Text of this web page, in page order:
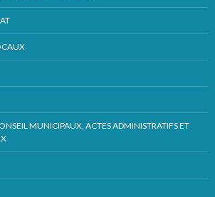
MUNICIPAUX, ACTES ADMINISTRATIFS ET